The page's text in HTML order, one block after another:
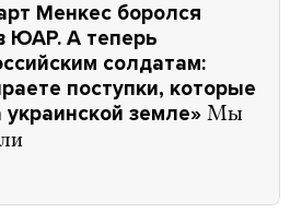
Менкес боролся
ЮАР. А теперь
солдатам:
поступки, которые
земле» Мы